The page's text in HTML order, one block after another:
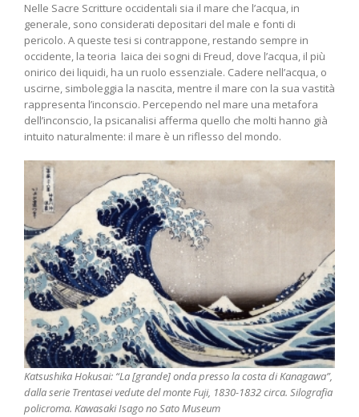
Nelle Sacre Scritture occidentali sia il mare che l’acqua, in
generale, sono considerati depositari del male e fonti di
pericolo. A queste tesi si contrappone, restando sempre in
occidente, la teoria laica dei sogni di Freud, dove l’acqua, il più
onirico dei liquidi, ha un ruolo essenziale. Cadere nell’acqua, o
uscirne, simboleggia la nascita, mentre il mare con la sua vastità
rappresenta l’inconscio. Percependo nel mare una metafora
dell’inconscio, la psicanalisi afferma quello che molti hanno già
intuito naturalmente: il mare è un riflesso del mondo.
Katsushika Hokusai: “La [grande] onda presso la costa di Kanagawa”,
dalla serie Trentasei vedute del monte Fuji, 1830-1832 circa. Silografia
policroma. Kawasaki Isago no Sato Museum